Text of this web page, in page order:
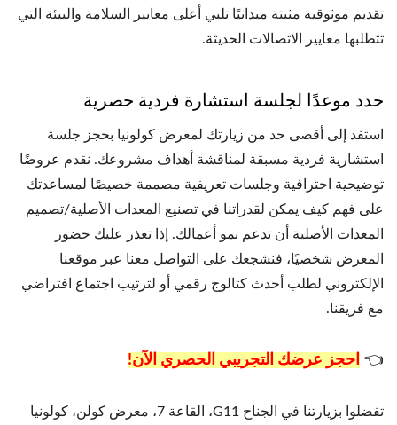
تقديم موثوقية مثبتة ميدانيًا تلبي أعلى معايير السلامة والبيئة التي
تتطلبها معايير الاتصالات الحديثة.
حدد موعدًا لجلسة استشارة فردية حصرية
استفد إلى أقصى حد من زيارتك لمعرض كولونيا بحجز جلسة
استشارية فردية مسبقة لمناقشة أهداف مشروعك. نقدم عروضًا
توضيحية احترافية وجلسات تعريفية مصممة خصيصًا لمساعدتك
على فهم كيف يمكن لقدراتنا في تصنيع المعدات الأصلية/تصميم
المعدات الأصلية أن تدعم نمو أعمالك. إذا تعذر عليك حضور
المعرض شخصيًا، فنشجعك على التواصل معنا عبر موقعنا
الإلكتروني لطلب أحدث كتالوج رقمي أو لترتيب اجتماع افتراضي
مع فريقنا.
👈 احجز عرضك التجريبي الحصري الآن!
تفضلوا بزيارتنا في الجناح G11، القاعة 7، معرض كولن، كولونيا